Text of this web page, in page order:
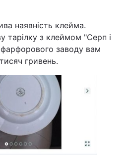
наявність клейма.
тарілку з клеймом "Серп і
заводу вам
гривень.